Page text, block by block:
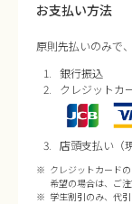
お支払い方法
原則先払いのみで
銀行振込
クレジットカ
店頭支払い（
クレジットカード
希望の場合は、ご
学生割引のみ、代